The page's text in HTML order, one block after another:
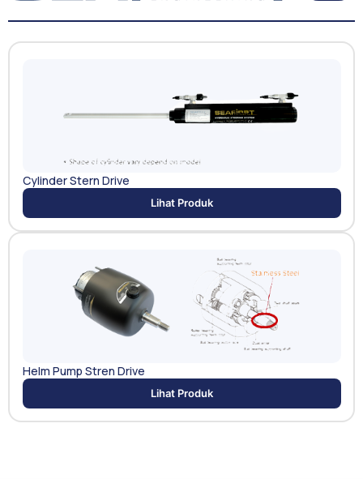
Cylinder Stern Drive
Lihat Produk
Helm Pump Stren Drive
Lihat Produk